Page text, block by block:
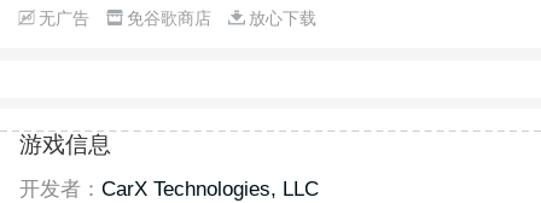
无广告 免谷歌商店 放心下载
游戏信息
开发者： CarX Technologies, LLC